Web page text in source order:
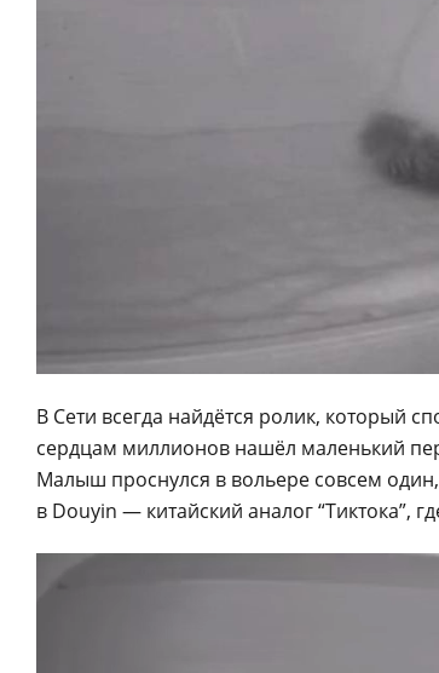
В Сети всегда найдётся ролик, который
сердцам миллионов нашёл маленький
Малыш проснулся в вольере совсем
в Douyin — китайский аналог “Тиктока”,